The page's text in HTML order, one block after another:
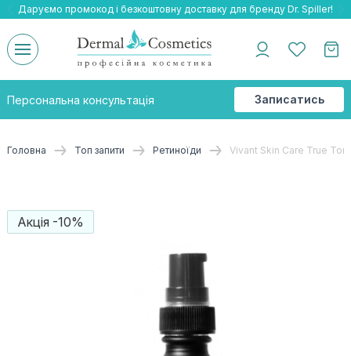
Даруємо безкоштовну доставку та подарнки до бренду Braderm!
-25% на весь бренд HOLY LAND!
Даруємо промокод і безкоштовну доставку для бренду Dr. Spiller!
Персональна консультація
Записатись
на
Головна Топ запити Ретиноїди Vivant Skin Care True
Акція -10%